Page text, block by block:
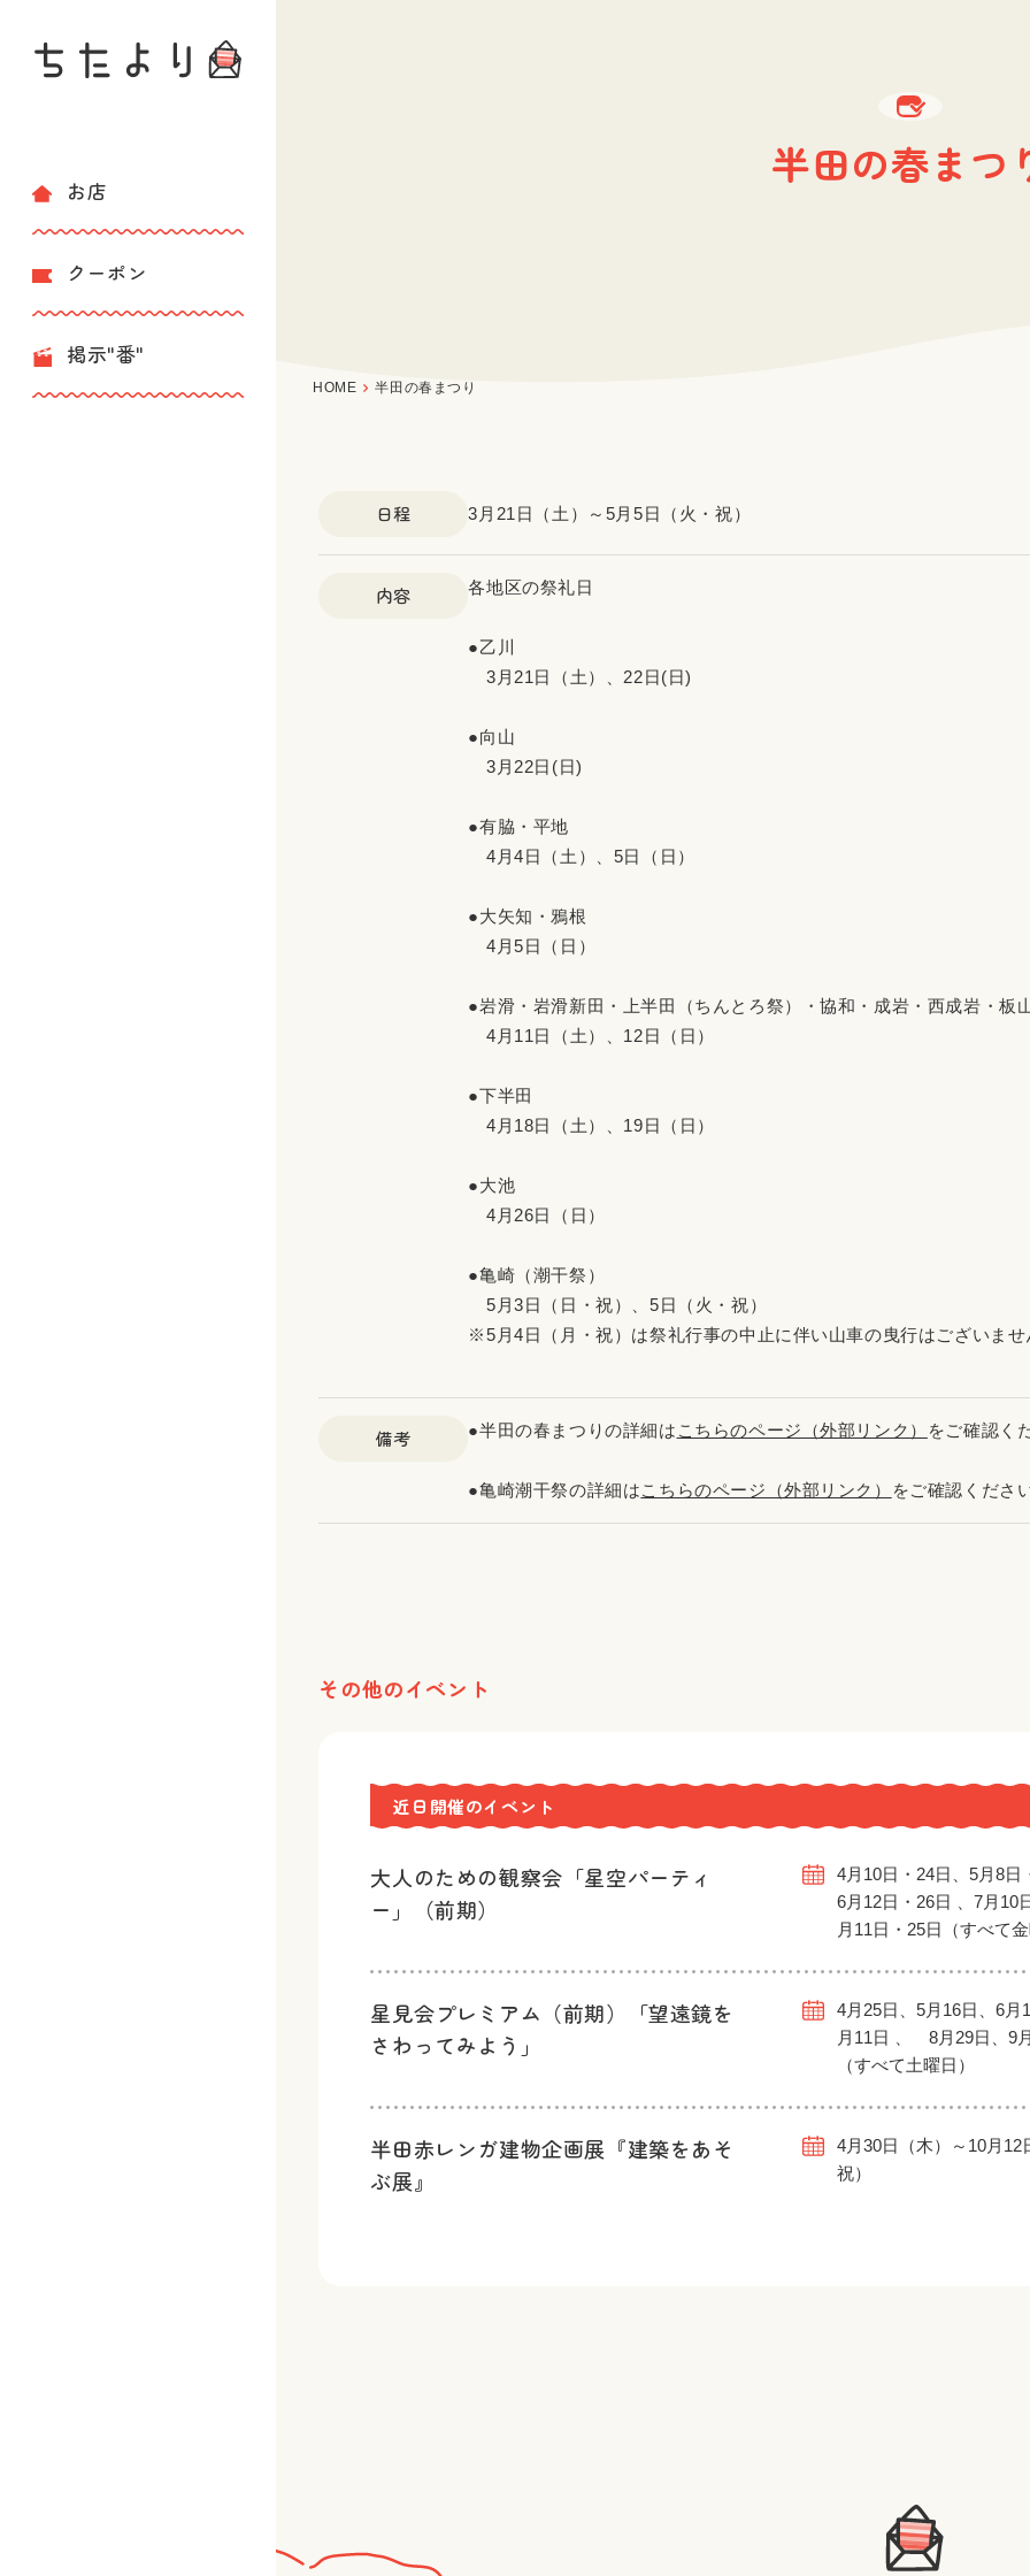
お店
クーポン
掲示"番"
半田の春まつ
HOME 半田の春まつり
日程 3月21日（土）～5月5日（火・祝）
内容 各地区の祭礼日
●乙川
3月21日（土）、22日(日)
●向山
3月22日(日)
●有脇・平地
4月4日（土）、5日（日）
●大矢知・鴉根
4月5日（日）
●岩滑・岩滑新田・上半田（ちんとろ祭）・協和・成岩・西成岩・板
4月11日（土）、12日（日）
●下半田
4月18日（土）、19日（日）
●大池
4月26日（日）
●亀崎（潮干祭）
5月3日（日・祝）、5日（火・祝）
※5月4日（月・祝）は祭礼行事の中止に伴い山車の曳行はございませ
備考 ●半田の春まつりの詳細は こちらのページ（外部リンク） をご確認く
●亀崎潮干祭の詳細はこちらのページ（外部リンク） をご確認くださ
その他のイベント
近日開催のイベント
大人のための観察会「星空パーティ
ー」（前期）
4月10日・24日、5月8日
6月12日・26日 、7月
月11日・25日（すべて
星見会プレミアム（前期）「望遠鏡を
さわってみよう」
4月25日、5月16日、6月
月11日 、 8月29日、9
（すべて土曜日）
半田赤レンガ建物企画展『建築をあそ
ぶ展』
4月30日（木）～10月12
祝）